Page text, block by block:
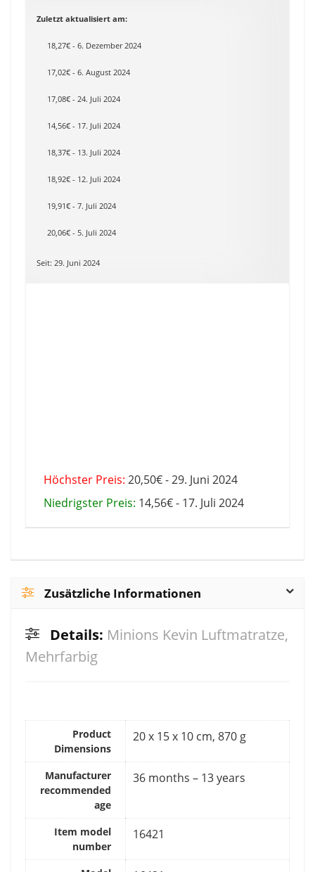
Zuletzt aktualisiert am:
18,27€ - 6. Dezember 2024
17,02€ - 6. August 2024
17,08€ - 24. Juli 2024
14,56€ - 17. Juli 2024
18,37€ - 13. Juli 2024
18,92€ - 12. Juli 2024
19,91€ - 7. Juli 2024
20,06€ - 5. Juli 2024
Seit: 29. Juni 2024
Höchster Preis: 20,50€ - 29. Juni 2024
Niedrigster Preis: 14,56€ - 17. Juli 2024
Zusätzliche Informationen
Details: Minions Kevin Luftmatratze,
Mehrfarbig
Product
Dimensions
‎20 x 15 x 10 cm, 870 g
Manufacturer
recommended
age
‎36 months – 13 years
Item model
number
‎16421